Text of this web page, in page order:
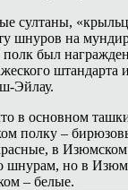
султаны,
шнуров на
был
штандарта
Эйлау.
в основном
полку –
в
шнурам, но в
– белые.